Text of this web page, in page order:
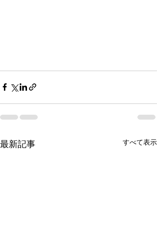
最新記事 すべて表示